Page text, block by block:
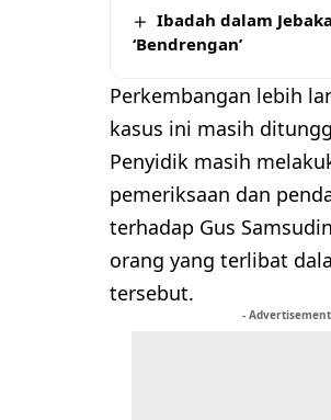
Ibadah dalam
‘Bendrengan’
Perkembangan lebih
kasus ini masih
Penyidik masih
pemeriksaan dan
terhadap Gus
orang yang terlibat
tersebut.
-